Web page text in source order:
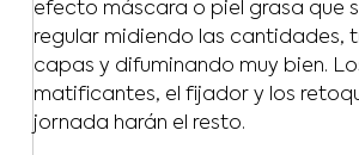
efecto máscara o piel grasa que
regular midiendo las cantidades,
capas y difuminando muy bien.
matificantes, el fijador y los
jornada harán el resto.